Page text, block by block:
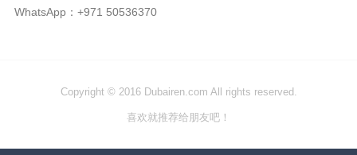
WhatsApp：+971 50536370
Copyright © 2016 Dubairen.com All rights reserved.
喜欢就推荐给朋友吧！